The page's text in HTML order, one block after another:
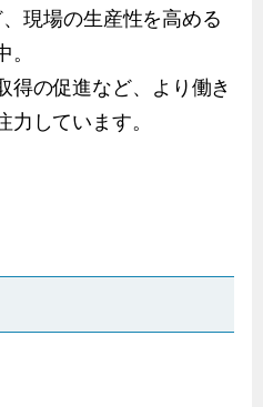
現場の生産性を高める
得の促進など、より働き
しています。